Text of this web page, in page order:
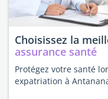
Choisissez la
assurance santé
Protégez votre santé
expatriation à